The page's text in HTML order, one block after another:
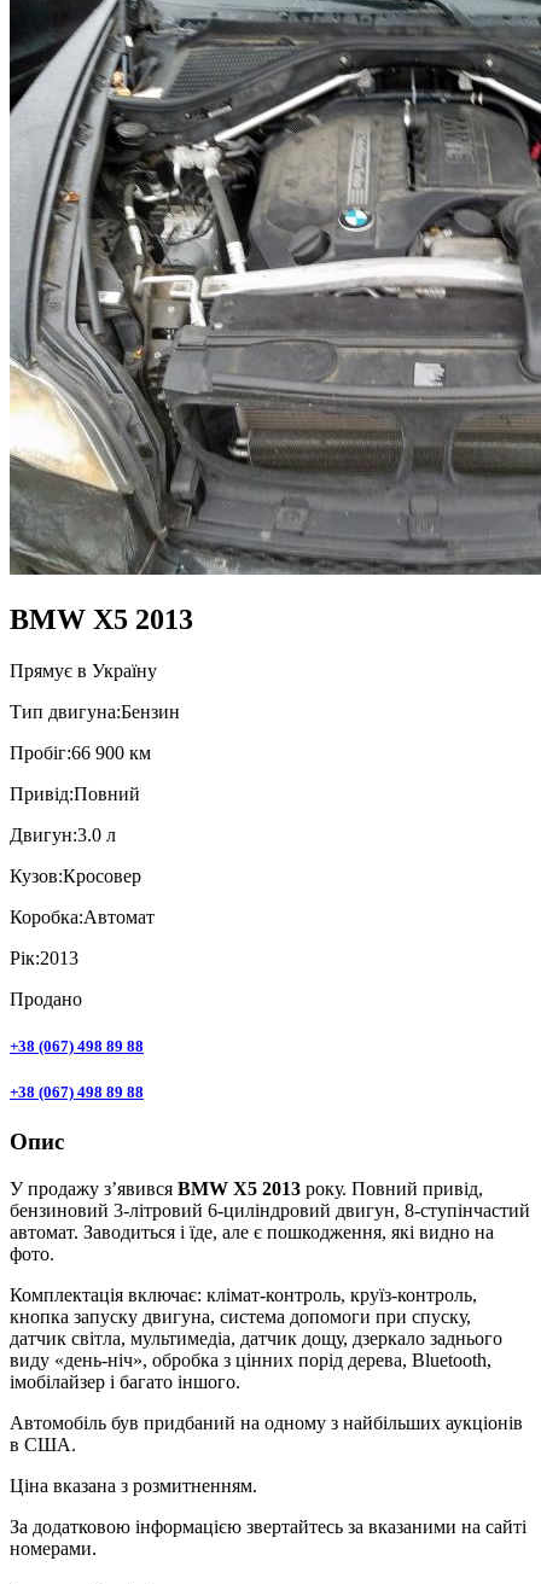
BMW X5 2013
Прямує в Україну
Тип двигуна:Бензин
Пробiг:66 900 км
Привiд:Повний
Двигун:3.0 л
Кузов:Кросовер
Коробка:Автомат
Рік:2013
Продано
+38 (067) 498 89 88
+38 (067) 498 89 88
Опис
У продажу з’явився BMW X5 2013 року. Повний привід,
бензиновий 3-літровий 6-циліндровий двигун, 8-ступінчастий
автомат. Заводиться і їде, але є пошкодження, які видно на
фото.
Комплектація включає: клімат-контроль, круїз-контроль,
кнопка запуску двигуна, система допомоги при спуску,
датчик світла, мультимедіа, датчик дощу, дзеркало заднього
виду «день-ніч», обробка з цінних порід дерева, Bluetooth,
імобілайзер і багато іншого.
Автомобіль був придбаний на одному з найбільших аукціонів
в США.
Ціна вказана з розмитненням.
За додатковою інформацією звертайтесь за вказаними на сайті
номерами.